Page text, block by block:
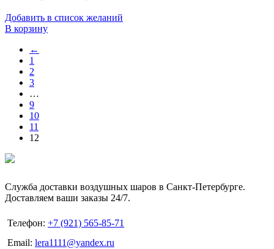
Добавить в список желаний
В корзину
←
1
2
3
…
9
10
11
12
Служба доставки воздушных шаров в Санкт-Петербурге.
Доставляем ваши заказы 24/7.
Телефон: +7 (921) 565-85-71
Email: lera1111@yandex.ru